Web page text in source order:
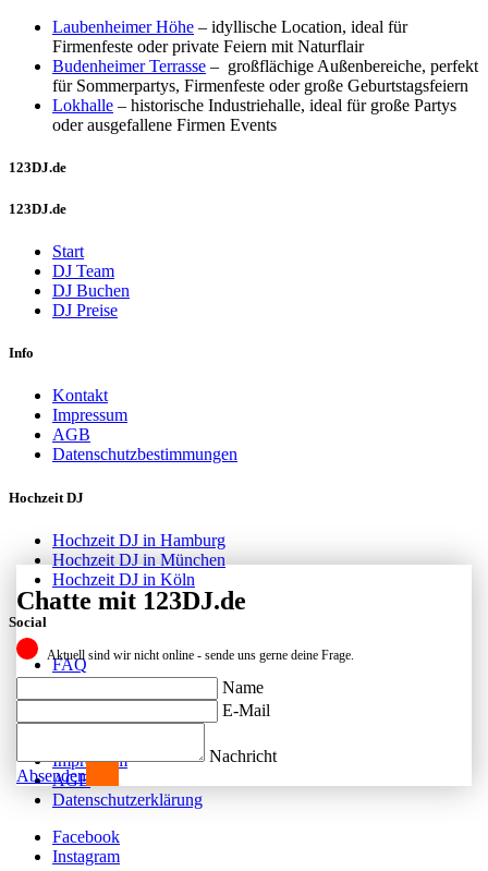
Laubenheimer Höhe – idyl­lische Location, ideal für
Firmenfeste oder private Feiern mit Naturflair
Budenheimer Terrasse – großflächige Außenbereiche, perfekt
für Sommerpartys, Firmenfeste oder große Geburtstagsfeiern
Lokhalle – historische Industriehalle, ideal für große Partys
oder ausgefallene Firmen Events
123DJ.de
123DJ.de
Start
DJ Team
DJ Buchen
DJ Preise
Info
Kontakt
Impressum
AGB
Datenschutzbestimmungen
Hochzeit DJ
Hochzeit DJ in Hamburg
Hochzeit DJ in München
Hochzeit DJ in Köln
Social
FAQ
Facebook
Instagram
Impressum
AGB
Datenschutzerklärung
Facebook
Instagram
Chatte mit 123DJ.de
Aktuell sind wir nicht online - sende uns gerne deine Frage.
Name
E-Mail
Nachricht
Absenden